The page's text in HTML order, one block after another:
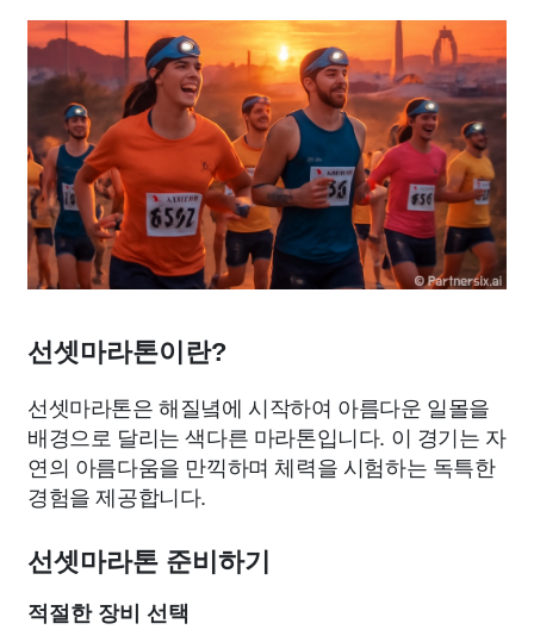
선셋마라톤이란?
선셋마라톤은 해질녘에 시작하여 아름다운 일몰을
배경으로 달리는 색다른 마라톤입니다. 이 경기는 자
연의 아름다움을 만끽하며 체력을 시험하는 독특한
경험을 제공합니다.
선셋마라톤 준비하기
적절한 장비 선택